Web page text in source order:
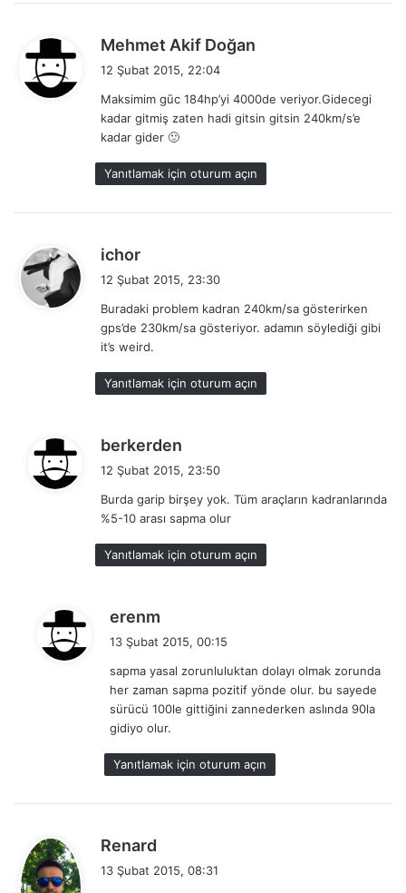
Mehmet Akif Doğan
i
k
:
12 Şubat 2015, 22:04
Maksimim gūc 184hp’yi 4000de veriyor.Gidecegi
kadar gitmiş zaten hadi gitsin gitsin 240km/s’e
kadar gider 🙂
Yanıtlamak için oturum açın
ichor
i
k
:
12 Şubat 2015, 23:30
Buradaki problem kadran 240km/sa gösterirken
gps’de 230km/sa gösteriyor. adamın söylediği gibi
it’s weird.
Yanıtlamak için oturum açın
berkerden
i
k
i
:
12 Şubat 2015, 23:50
Burda garip birşey yok. Tüm araçların kadranlarında
%5-10 arası sapma olur
Yanıtlamak için oturum açın
erenm
i
k
i
13 Şubat 2015, 00:15
sapma yasal zorunluluktan dolayı olmak zorunda
her zaman sapma pozitif yönde olur. bu sayede
sürücü 100le gittiğini zannederken aslında 90la
gidiyo olur.
Yanıtlamak için oturum açın
Renard
13 Şubat 2015, 08:31